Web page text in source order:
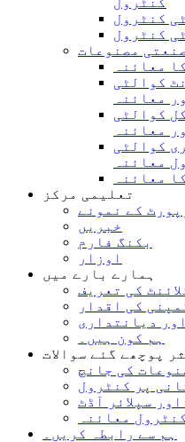
کنٹرول
کنٹرول
صنعتی مصنوعات
معائنہ
کوالٹی
معائنہ
کوالٹی
معائنہ
کوالٹی
معائنہ
معائنہ
تعلیمی مرکز
کے نمونے
خبریں
بکنگ فارم
اوزار
ہمارے بارے میں
کی تعریف
کی اقدار
دیانتداری
ہم کون ہیں۔
پوچھے گئے سوالات
کی جانچ
پر کنٹرول
سپلائر آڈٹ
معائنہ
ہم سے رابطہ کریں۔